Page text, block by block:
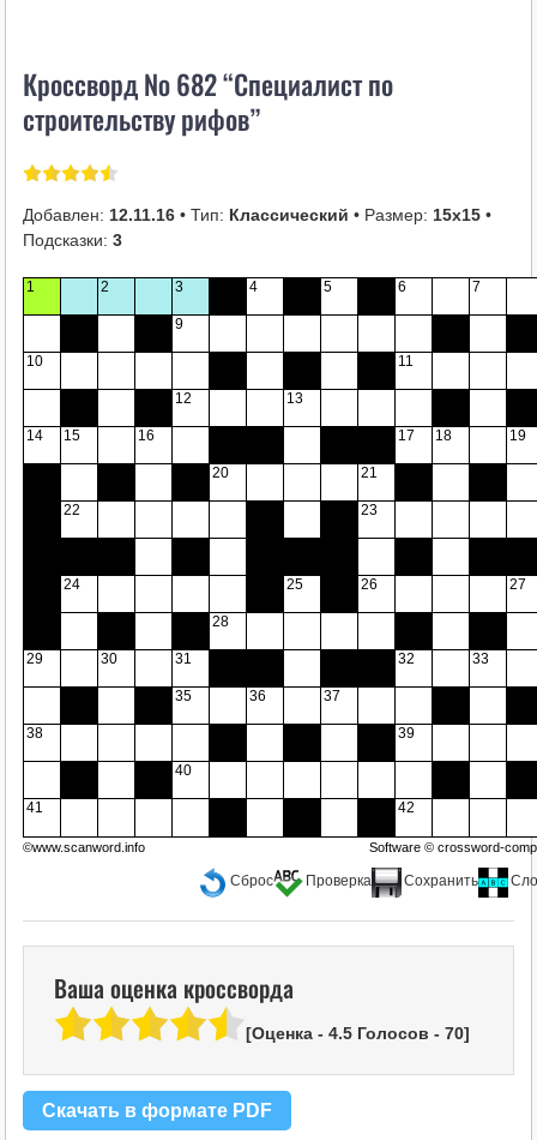
i
Кроссворд № 682 “Специалист по
строительству рифов”
Добавлен: 12.11.16• Тип: Классический • Размер: 15х15•
Подсказки: 3
Сброс Проверка Сохранить
1 2 3 4 5 6 7
9
10 11
12 13
14 15 16 17 18 19
20 21
22 23
24 25 26 27
28
29 30 31 32 33
35 36 37
38 39
40
41 42
©www.scanword.info Software © crossword-
Ваша оценка кроссворда
[Оценка - 4.5Голосов - 70]
Скачать в формате PDF